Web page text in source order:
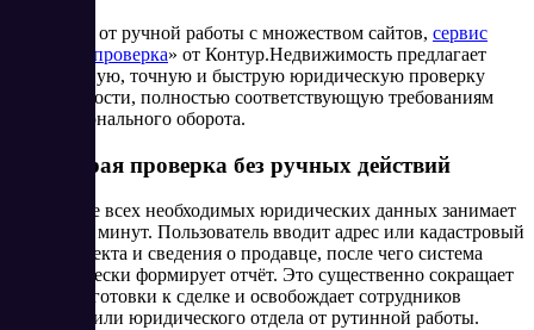
В отличие от ручной работы с множеством сайтов, сервис
«Эксперт‑проверка» от Контур.Недвижимость предлагает
комплексную, точную и быструю юридическую проверку
недвижимости, полностью соответствующую требованиям
профессионального оборота.
1. Быстрая проверка без ручных действий
Получение всех необходимых юридических данных занимает
не более 5 минут. Пользователь вводит адрес или кадастровый
номер объекта и сведения о продавце, после чего система
автоматически формирует отчёт. Это существенно сокращает
время подготовки к сделке и освобождает сотрудников
агентства или юридического отдела от рутинной работы.